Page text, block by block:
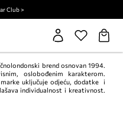
Club >
brend osnovan 1994.
oslobođenim karakterom.
marke uključuje odjeću, dodatke i
individualnost i kreativnost.